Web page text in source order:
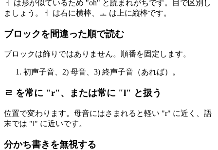
ㅓ は形が似ているため "oh" と読まれがちです。目で区別し
ましょう。ㅓ は右に横棒、ㅗ は上に縦棒です。
ブロックを間違った順で読む
ブロックは飾りではありません。順番を固定します。
初声子音、2) 母音、3) 終声子音（あれば）。
ㄹ を常に "r"、または常に "l" と扱う
位置で変わります。母音にはさまれると軽い "r" に近く、語
末では "l" に近いです。
分かち書きを無視する